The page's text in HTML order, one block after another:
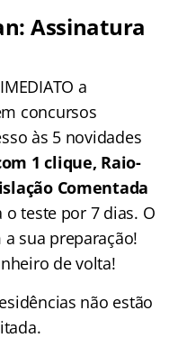
Assinatura
a
concursos
às 5 novidades
1 clique, Raio-
Comentada
o teste por 7 dias. O
sua preparação!
de volta!
não estão